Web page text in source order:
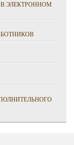
ЭЛЕКТРОННОМ